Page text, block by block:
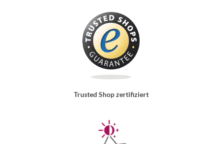
Trusted Shop zertifiziert